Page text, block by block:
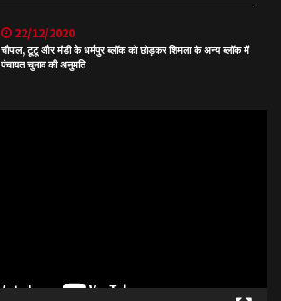
22/12/2020
चौपाल, टूटू और मंडी के धर्मपुर ब्लॉक को छोड़कर शिमला के अन्य ब्लॉक में
पंचायत चुनाव की अनुमति